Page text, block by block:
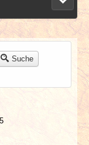
Suche